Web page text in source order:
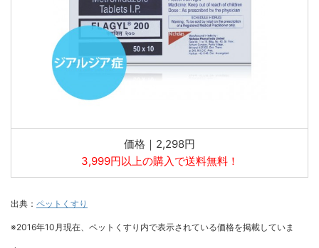
価格｜2,298円
3,999円以上の購入で送料無料！
出典： ペットくすり
※2016年10月現在、ペットくすり内で表示されている価格を掲載していま